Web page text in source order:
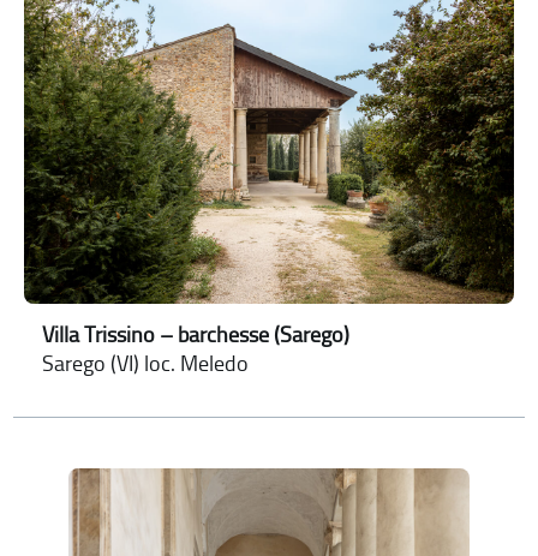
Villa Trissino – barchesse (Sarego)
Sarego (VI) loc. Meledo